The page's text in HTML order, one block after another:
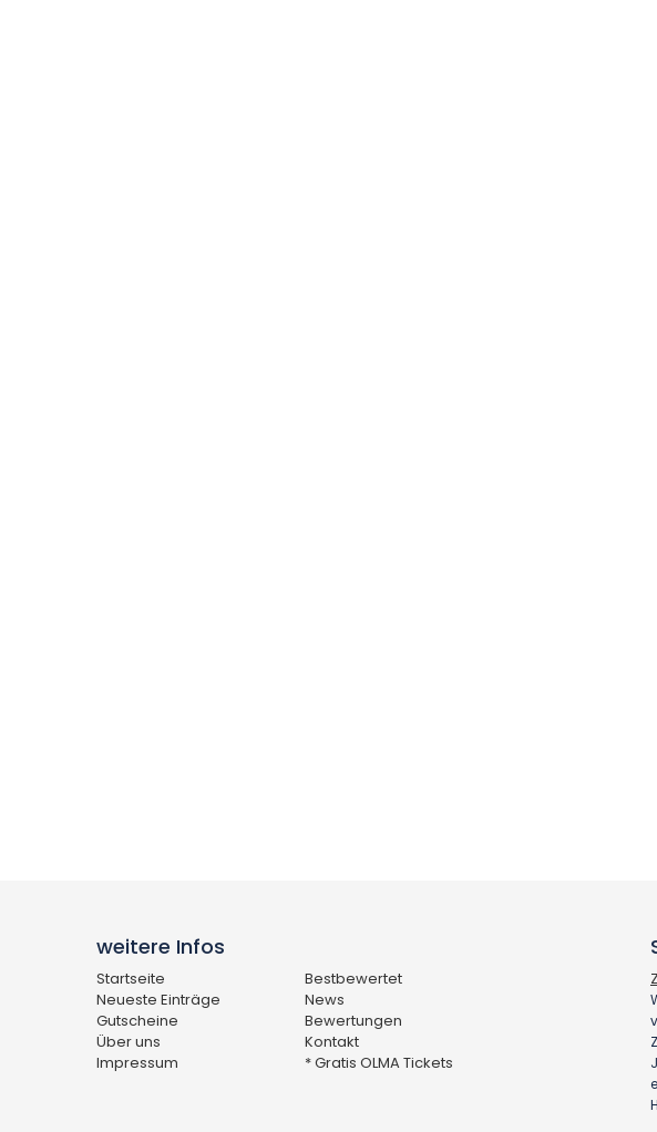
weitere Infos
Startseite
Bestbewertet
Neueste Einträge
News
Gutscheine
Bewertungen
Über uns
Kontakt
Impressum
* Gratis OLMA Tickets